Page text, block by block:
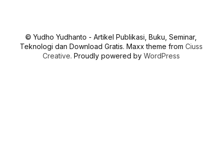
© Yudho Yudhanto - Artikel Publikasi, Buku, Seminar,
Teknologi dan Download Gratis. Maxx theme from Ciuss
Creative. Proudly powered by WordPress